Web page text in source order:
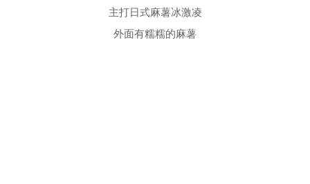
主打日式麻薯冰激凌
外面有糯糯的麻薯